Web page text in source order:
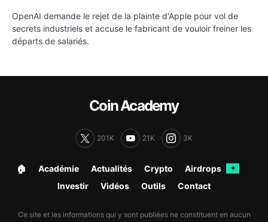
OpenAI demande le rejet de la plainte d'Apple pour vol de
secrets industriels et accuse le fabricant de vouloir freiner les
départs de salariés.
Coin Academy
201K 21K 3K
🏠︎ Académie Actualités Crypto Airdrops ✦
Investir Vidéos Outils Contact
Ce site et les informations qui y sont publiées ne constituent en aucun